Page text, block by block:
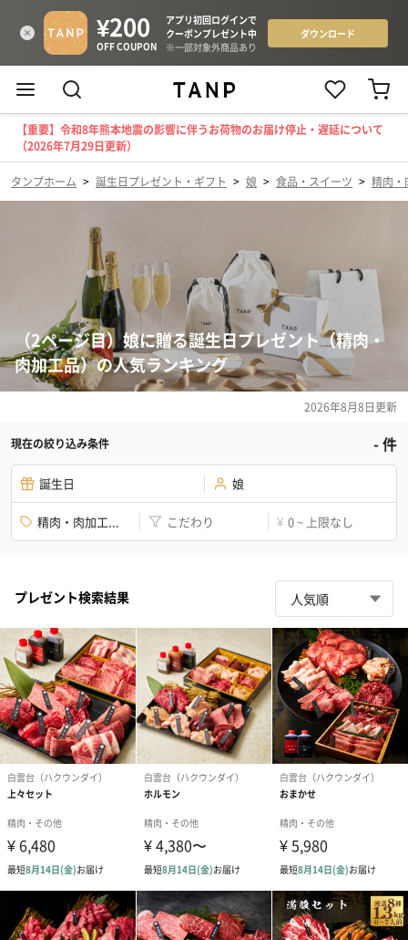
【重要】令和8年熊本地震の影響に伴うお荷物のお届け停止・遅延について
（2026年7月29日更新）
タンプホーム > 誕生日プレゼント・ギフト > 娘 > 食品・スイーツ > 精肉・
（2ページ目）娘に贈る誕生日プレゼント（精肉・
肉加工品）の人気ランキング
2026年8月8日更新
現在の絞り込み条件 -件
誕生日 娘
精肉・肉加工... こだわり ¥ 0 ~ 上限なし
プレゼント検索結果